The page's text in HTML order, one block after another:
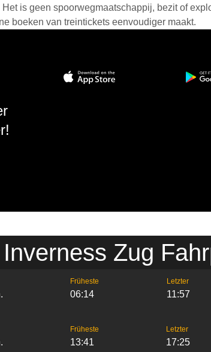
is geen spoorwegmaatschappij, bezit of
boeken van treintickets eenvoudiger maakt.
Zug
Früheste
06:14
Letzter
11:57
Früheste
13:41
Letzter
17:25